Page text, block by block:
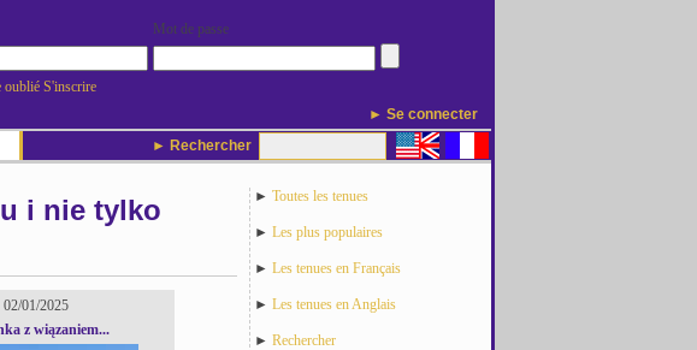
Mot de passe
oublié S'inscrire
► Se connecter
► Rechercher
i nie tylko
02/01/2025
z wiązaniem...
► Toutes les tenues
► Les plus populaires
► Les tenues en Français
► Les tenues en Anglais
► Rechercher